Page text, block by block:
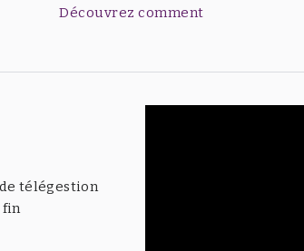
Découvrez comment
télégestion
fin